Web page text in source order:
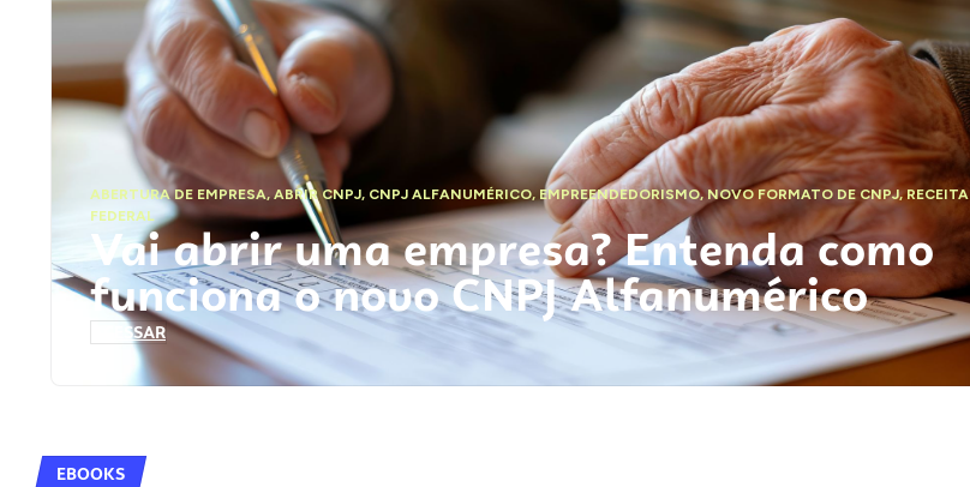
ABERTURA DE EMPRESA,ABRIR CNPJ, CNPJ ALFANUMÉRICO, EMPREENDEDORISMO,NOVO FORMATO DE CNPJ,RECEITA
FEDERAL
Vai abrir uma empresa? Entenda como
funciona o novo CNPJ Alfanumérico
ACESSAR
EBOOKS